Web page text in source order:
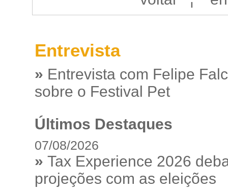
Entrevista
» Entrevista com Felipe
sobre o Festival Pet
Últimos Destaques
07/08/2026
» Tax Experience 2026
projeções com as eleições